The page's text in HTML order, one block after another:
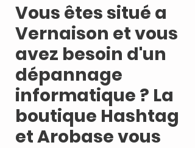
Vous êtes situé a
Vernaison et vous
avez besoin d'un
dépannage
informatique ? La
boutique Hashtag
et Arobase vous